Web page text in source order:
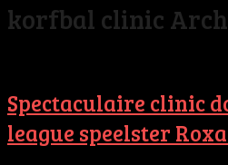
korfbal clinic
Spectaculaire clinic
league speelster